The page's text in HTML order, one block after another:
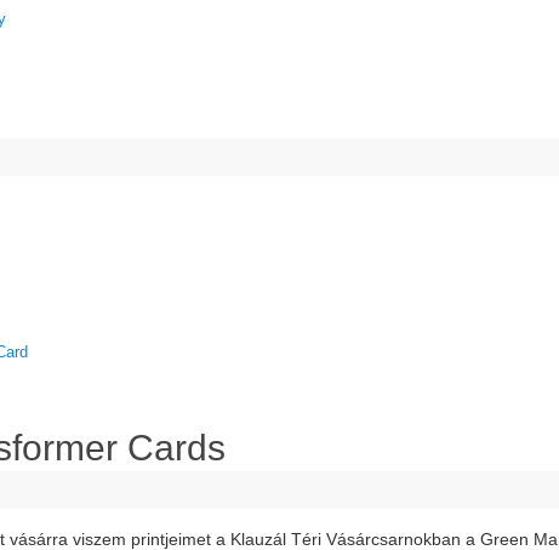
Cards
vásárra viszem printjeimet a Klauzál Téri Vásárcsarnokban a Green